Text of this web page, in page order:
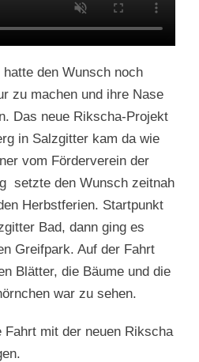
den Wunsch noch
zu machen und ihre Nase
Das neue Rikscha-Projekt
in Salzgitter kam da wie
vom Förderverein der
setzte den Wunsch zeitnah
Herbstferien. Startpunkt
Bad, dann ging es
Greifpark. Auf der Fahrt
Blätter, die Bäume und die
war zu sehen.
mit der neuen Rikscha